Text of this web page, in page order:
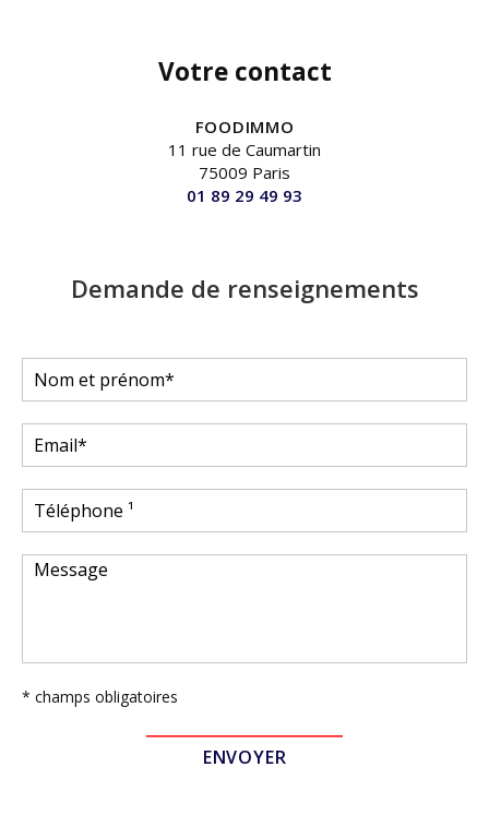
Votre contact
FOODIMMO
11 rue de Caumartin
75009 Paris
01 89 29 49 93
Demande de renseignements
* champs obligatoires